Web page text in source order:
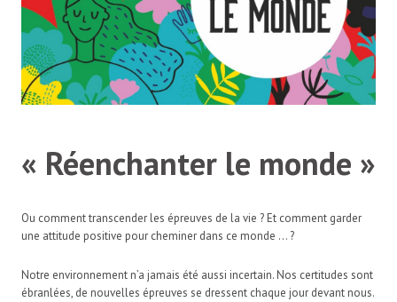
« Réenchanter le monde »
Ou comment transcender les épreuves de la vie ? Et comment garder
une attitude positive pour cheminer dans ce monde … ?
Notre environnement n’a jamais été aussi incertain. Nos certitudes sont
ébranlées, de nouvelles épreuves se dressent chaque jour devant nous.